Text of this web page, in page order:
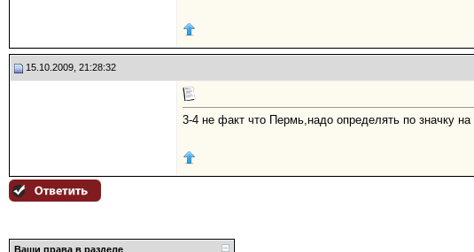
15.10.2009, 21:28:32
3-4 не факт что Пермь,надо определять по значку
Ваши права в разделе